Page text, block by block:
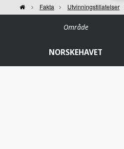
Hjem Fakta Utvinningstillatelser
Område
NORSKEHAVET